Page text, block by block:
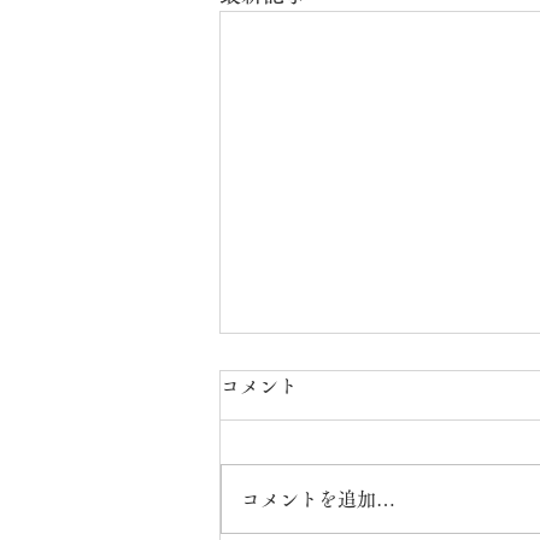
水花抄✨
コメント
コメントを追加…